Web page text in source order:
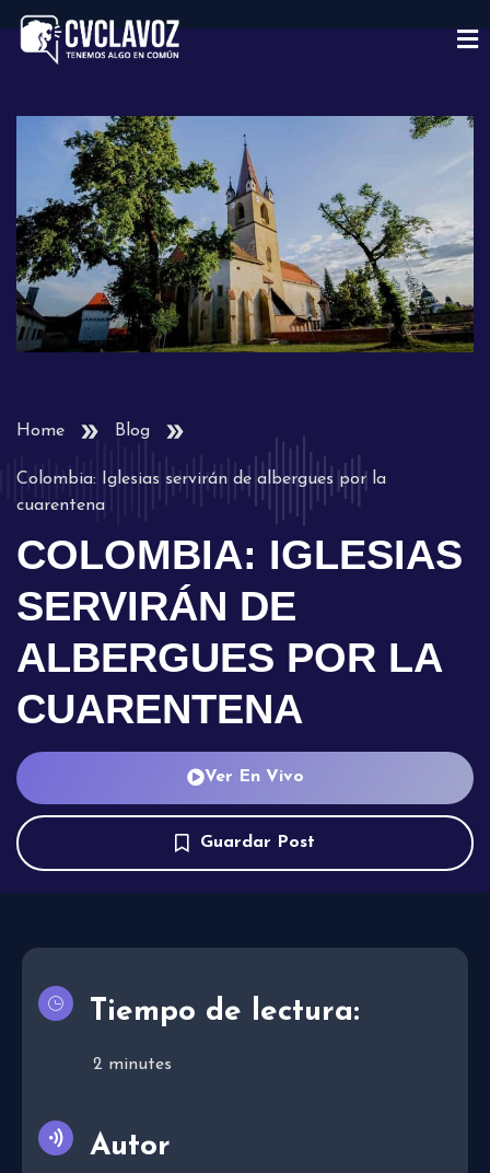
Home Blog
Colombia: Iglesias servirán de albergues por la
cuarentena
COLOMBIA: IGLESIAS
SERVIRÁN DE
ALBERGUES POR LA
CUARENTENA
Ver En Vivo
Guardar Post
Tiempo de lectura:
2 minutes
Autor